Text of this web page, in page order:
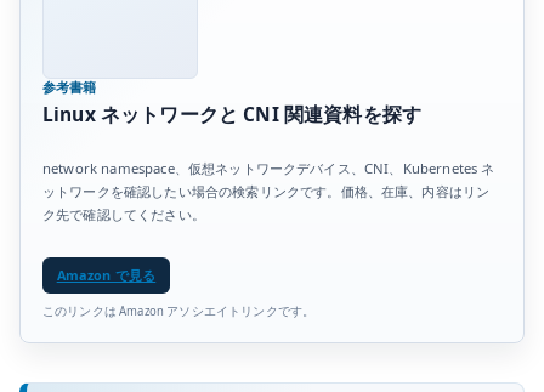
参考書籍
Linux ネットワークと CNI 関連資料を探す
network namespace、仮想ネットワークデバイス、CNI、Kubernetes ネ
ットワークを確認したい場合の検索リンクです。価格、在庫、内容はリン
ク先で確認してください。
Amazon で見る
このリンクは Amazon アソシエイトリンクです。